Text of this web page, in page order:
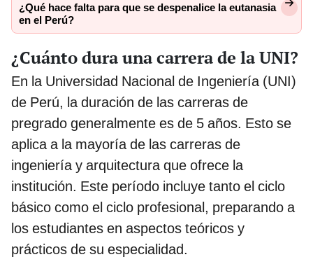
¿Qué hace falta para que se despenalice la eutanasia
en el Perú?
¿Cuánto dura una carrera de la UNI?
En la Universidad Nacional de Ingeniería (UNI)
de Perú, la duración de las carreras de
pregrado generalmente es de 5 años. Esto se
aplica a la mayoría de las carreras de
ingeniería y arquitectura que ofrece la
institución. Este período incluye tanto el ciclo
básico como el ciclo profesional, preparando a
los estudiantes en aspectos teóricos y
prácticos de su especialidad.